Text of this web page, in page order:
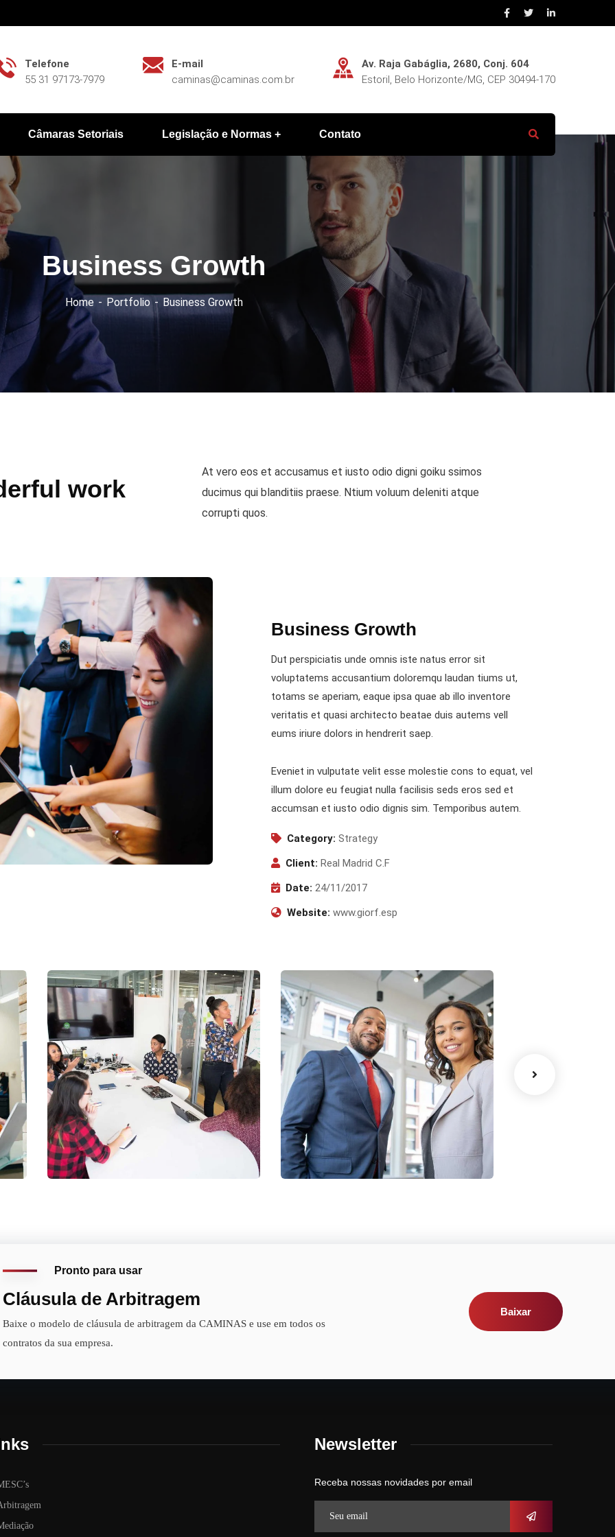
Telefone
55 31 97173-7979
E-mail
caminas@caminas.com.br
Av. Raja Gabáglia, 2680, Conj. 604
Estoril, Belo Horizonte/MG, CEP 30494-170
Câmaras Setoriais Legislação e Normas Contato
Business Growth
Home Portfolio Business Growth
work
At vero eos et accusamus et iusto odio digni goiku ssimos
ducimus qui blanditiis praese. Ntium voluum deleniti atque
corrupti quos.
Business Growth
Dut perspiciatis unde omnis iste natus error sit
voluptatems accusantium doloremqu laudan tiums ut,
totams se aperiam, eaque ipsa quae ab illo inventore
veritatis et quasi architecto beatae duis autems vell
eums iriure dolors in hendrerit saep.
Eveniet in vulputate velit esse molestie cons to equat, vel
illum dolore eu feugiat nulla facilisis seds eros sed et
accumsan et iusto odio dignis sim. Temporibus autem.
Category: Strategy
Client: Real Madrid C.F
Date: 24/11/2017
Website: www.giorf.esp
Chan Agency
Coaching
Data Analytics
Strategy
Pronto para usar
Cláusula de Arbitragem
Baixe o modelo de cláusula de arbitragem da CAMINAS e use em todos os
contratos da sua empresa.
Baixar
Newsletter
Receba nossas novidades por email